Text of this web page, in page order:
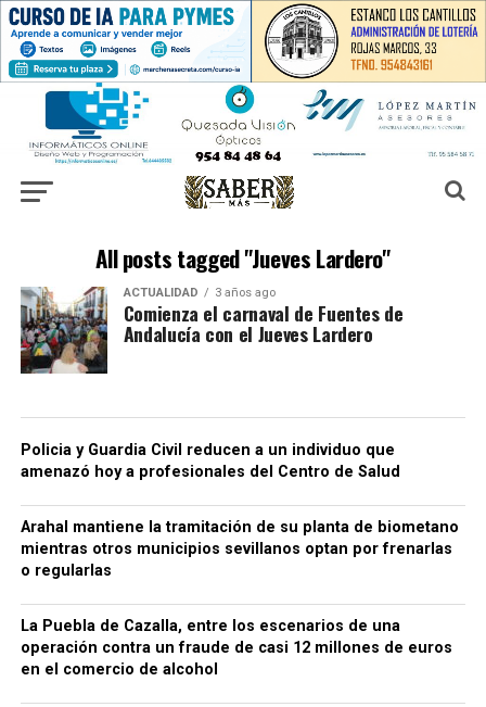
All posts tagged "Jueves Lardero"
ACTUALIDAD 3 años ago
Comienza el carnaval de Fuentes de
Andalucía con el Jueves Lardero
Policia y Guardia Civil reducen a un individuo que
amenazó hoy a profesionales del Centro de Salud
Arahal mantiene la tramitación de su planta de biometano
mientras otros municipios sevillanos optan por frenarlas
o regularlas
La Puebla de Cazalla, entre los escenarios de una
operación contra un fraude de casi 12 millones de euros
en el comercio de alcohol